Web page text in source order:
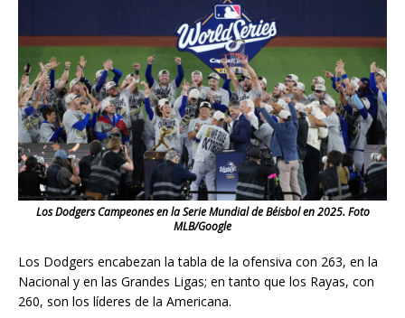
Los Dodgers Campeones en la Serie Mundial de Béisbol en 2025. Foto
MLB/Google
Los Dodgers encabezan la tabla de la ofensiva con 263, en la
Nacional y en las Grandes Ligas; en tanto que los Rayas, con
260, son los líderes de la Americana.